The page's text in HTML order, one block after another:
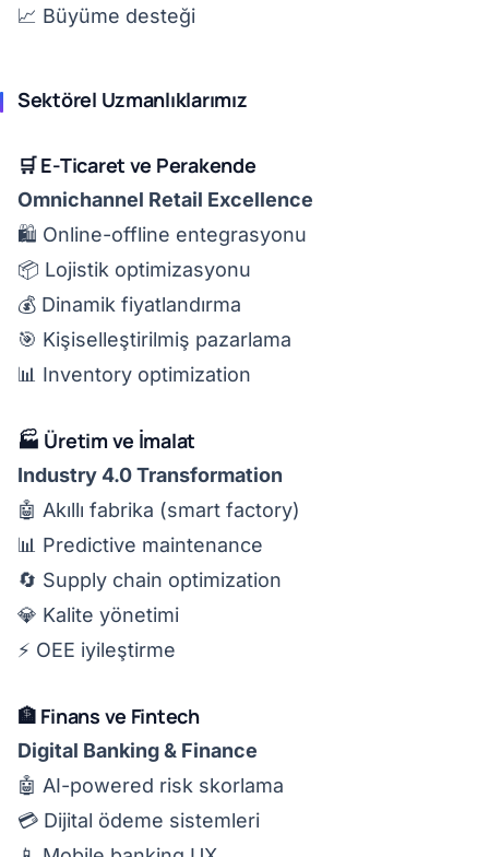
📈 Büyüme desteği
Sektörel Uzmanlıklarımız
🛒 E-Ticaret ve Perakende
Omnichannel Retail Excellence
🛍️ Online-offline entegrasyonu
📦 Lojistik optimizasyonu
💰 Dinamik fiyatlandırma
🎯 Kişiselleştirilmiş pazarlama
📊 Inventory optimization
🏭 Üretim ve İmalat
Industry 4.0 Transformation
🤖 Akıllı fabrika (smart factory)
📊 Predictive maintenance
🔄 Supply chain optimization
💎 Kalite yönetimi
⚡ OEE iyileştirme
🏦 Finans ve Fintech
Digital Banking & Finance
🤖 AI-powered risk skorlama
💳 Dijital ödeme sistemleri